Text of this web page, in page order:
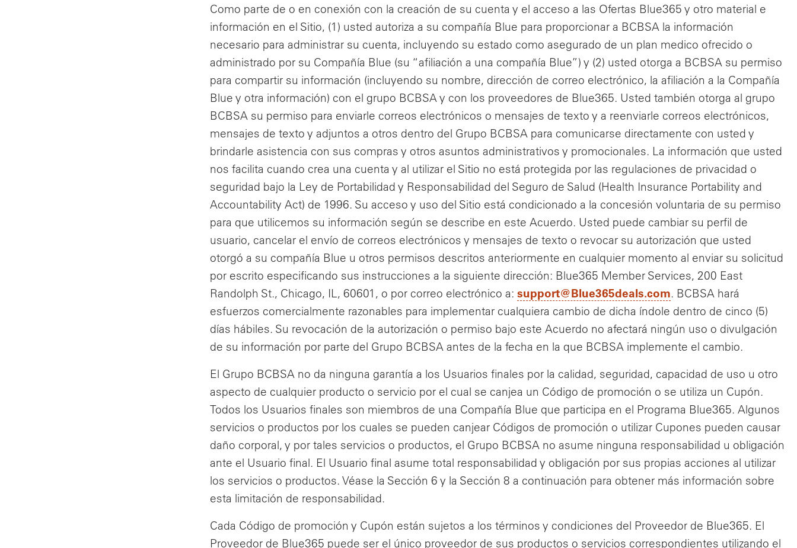
Como parte de o en conexión con la creación de su cuenta y el acceso a las Ofertas Blue365 y otro material e
información en el Sitio, (1) usted autoriza a su compañía Blue para proporcionar a BCBSA la información
necesario para administrar su cuenta, incluyendo su estado como asegurado de un plan medico ofrecido o
administrado por su Compañía Blue (su “afiliación a una compañía Blue”) y (2) usted otorga a BCBSA su permiso
para compartir su información (incluyendo su nombre, dirección de correo electrónico, la afiliación a la Compañía
Blue y otra información) con el grupo BCBSA y con los proveedores de Blue365. Usted también otorga al grupo
BCBSA su permiso para enviarle correos electrónicos o mensajes de texto y a reenviarle correos electrónicos,
mensajes de texto y adjuntos a otros dentro del Grupo BCBSA para comunicarse directamente con usted y
brindarle asistencia con sus compras y otros asuntos administrativos y promocionales. La información que usted
nos facilita cuando crea una cuenta y al utilizar el Sitio no está protegida por las regulaciones de privacidad o
seguridad bajo la Ley de Portabilidad y Responsabilidad del Seguro de Salud (Health Insurance Portability and
Accountability Act) de 1996. Su acceso y uso del Sitio está condicionado a la concesión voluntaria de su permiso
para que utilicemos su información según se describe en este Acuerdo. Usted puede cambiar su perfil de
usuario, cancelar el envío de correos electrónicos y mensajes de texto o revocar su autorización que usted
otorgó a su compañía Blue u otros permisos descritos anteriormente en cualquier momento al enviar su solicitud
por escrito especificando sus instrucciones a la siguiente dirección: Blue365 Member Services, 200 East
Randolph St., Chicago, IL, 60601, o por correo electrónico a: support@Blue365deals.com, nueva ventana
. BCBSA hará
esfuerzos comercialmente razonables para implementar cualquiera cambio de dicha índole dentro de cinco (5)
días hábiles. Su revocación de la autorización o permiso bajo este Acuerdo no afectará ningún uso o divulgación
de su información por parte del Grupo BCBSA antes de la fecha en la que BCBSA implemente el cambio.
El Grupo BCBSA no da ninguna garantía a los Usuarios finales por la calidad, seguridad, capacidad de uso u otro
aspecto de cualquier producto o servicio por el cual se canjea un Código de promoción o se utiliza un Cupón.
Todos los Usuarios finales son miembros de una Compañía Blue que participa en el Programa Blue365. Algunos
servicios o productos por los cuales se pueden canjear Códigos de promoción o utilizar Cupones pueden causar
daño corporal, y por tales servicios o productos, el Grupo BCBSA no asume ninguna responsabilidad u obligación
ante el Usuario final. El Usuario final asume total responsabilidad y obligación por sus propias acciones al utilizar
los servicios o productos. Véase la Sección 6 y la Sección 8 a continuación para obtener más información sobre
esta limitación de responsabilidad.
Cada Código de promoción y Cupón están sujetos a los términos y condiciones del Proveedor de Blue365. El
Proveedor de Blue365 puede ser el único proveedor de sus productos o servicios correspondientes utilizando el